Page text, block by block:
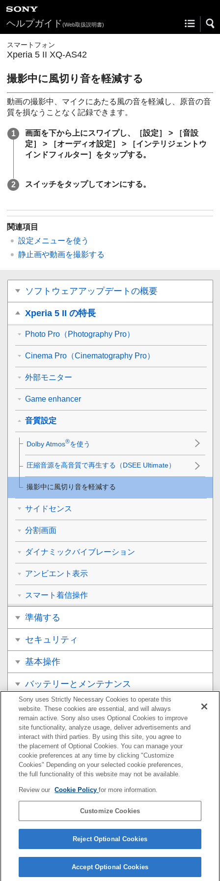
ヘルプガイド(Web取扱説明書)
スマートフォン
Xperia 5 II XQ-AS42
撮影中に風切り音を軽減する
動画の撮影中、マイクにあたる風の音を軽減し、原音の音
質を損なうことなく記録できます。
画面を下から上にスワイプし、［設定］ > ［音設
定］ > ［オーディオ設定］ > ［インテリジェントウ
インドフィルター］をタップする。
スイッチをタップしてオンにする。
関連項目
設定メニューを使う
静止画や動画を撮影する
ソフトウェアアップデートの概要
Xperia 5 II の特長
Photo Pro（Photography Pro）
Cinema Pro（Cinematography Pro）
外部モニター
Game enhancer
音質設定
Dolby Atmos®を使う
圧縮音源を高音質で再生する（DSEE Ultimate）
撮影中に風切り音を軽減する
サイドセンス
分割画面
ダイナミックバイブレーション
アンビエント表示
スマート着信操作
準備する
セキュリティ
基本操作
バッテリーとメンテナンス
ネットワーク
基本設定
音楽
カメラ
おサイフケータイ®
Sony uses Strictly Necessary Cookies to operate this
website. These cookies are essential, and will always
remain active. Sony also uses Optional Cookies to improve
site functionality, analyze usage, deliver advertisements and
interact with third parties. By using this site, you agree to
the placement of Optional Cookies. You can manage your
cookie preferences at any time by clicking "Customize
Cookies" Depending on your selected cookie preferences,
the full functionality of this website may not be available.
Review our Cookie Policyfor more information.
Customize Cookies
Reject Optional Cookies
Accept Optional Cookies